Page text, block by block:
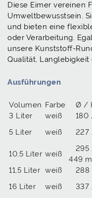
Diese Eimer vereinen
Umweltbewusstsein.
und bieten eine
oder Verarbeitung.
unsere Kunststoff-
Qualität, Langlebigkeit
Ausführungen
Volumen Farbe Ø /
3 Liter
weiß 180
5 Liter
weiß 227
10,5 Liter weiß
295
449
11,5 Liter weiß 288
16 Liter
weiß 337